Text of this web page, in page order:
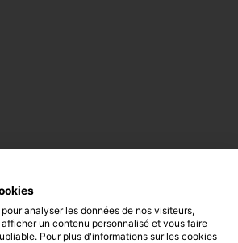
analyser les données de nos visiteurs,
un contenu personnalisé et vous faire
Pour plus d'informations sur les cookies